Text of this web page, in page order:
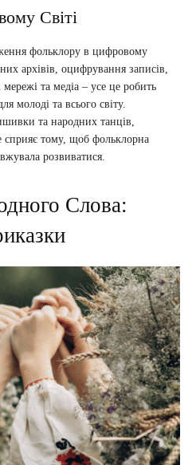
Світі
фольклору в цифровому
архівів, оцифрування записів,
мережі та медіа – усе це робить
молоді та всього світу.
та народних танців,
сприяє тому, щоб фольклорна
розвиватися.
Слова: